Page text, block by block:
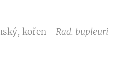
kořen - Rad. bupleuri